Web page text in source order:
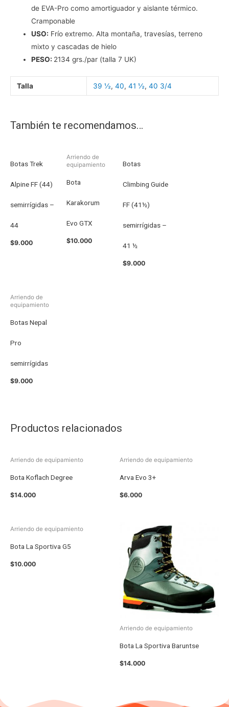
de EVA-Pro como amortiguador y aislante térmico.
Cramponable
USO: Frío extremo. Alta montaña, travesías, terreno
mixto y cascadas de hielo
PESO: ​2134 grs./par (talla 7 UK)
Talla 39 ½,40,41 ½,40 3/4
También te recomendamos…
Botas Trek
Alpine FF (44)
semirrígidas –
44
$9.000
Arriendo de
equipamiento
Bota
Karakorum
Evo GTX
$10.000
Botas
Climbing Guide
FF (41½)
semirrígidas –
41 ½
$9.000
Arriendo de
equipamiento
Botas Nepal
Pro
semirrígidas
$9.000
Productos relacionados
Arriendo de equipamiento
Bota Koflach Degree
$14.000
Arriendo de equipamiento
Arva Evo 3+
$6.000
Arriendo de equipamiento
Bota La Sportiva G5
$10.000
Arriendo de equipamiento
Bota La Sportiva Baruntse
$14.000